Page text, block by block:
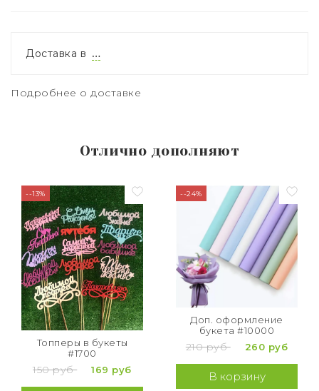
Доставка в …
Подробнее о доставке
Отлично дополняют
--13%
Топперы в букеты
#1700
150 руб 169 руб
--24%
Доп. оформление
букета #10000
210 руб 260 руб
В корзину